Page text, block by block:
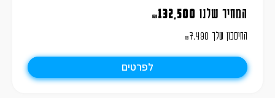
המחיר שלנו ₪132,500
החיסכון שלך ₪7,490
לפרטים